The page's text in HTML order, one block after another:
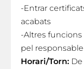
-Entrar
acabats
-Altres
pel
Horari/Torn: